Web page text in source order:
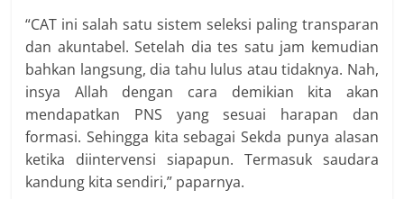
“CAT ini salah satu sistem seleksi paling transparan
dan akuntabel. Setelah dia tes satu jam kemudian
bahkan langsung, dia tahu lulus atau tidaknya. Nah,
insya Allah dengan cara demikian kita akan
mendapatkan PNS yang sesuai harapan dan
formasi. Sehingga kita sebagai Sekda punya alasan
ketika diintervensi siapapun. Termasuk saudara
kandung kita sendiri,” paparnya.